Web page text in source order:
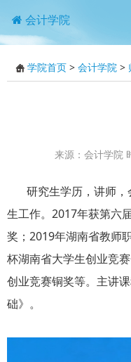
会计学院
学院首页 > 会计学院 >
来源：会计学院
研究生学历，讲师，
生工作。2017年获第六
奖；2019年湖南省教师
杯湖南省大学生创业竞
创业竞赛铜奖等。主讲
础》。